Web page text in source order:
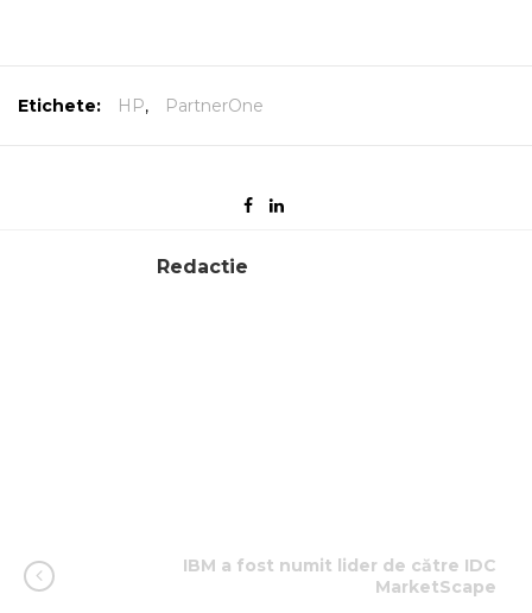
Etichete: HP, PartnerOne
Redactie
IBM a fost numit lider de către IDC
MarketScape